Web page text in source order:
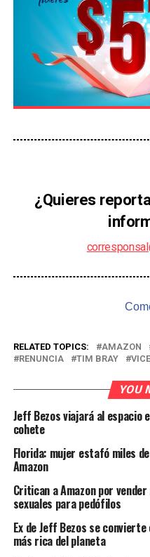
¿Quieres
RELATED TOPICS: AMAZON
RENUNCIA
TIM BRAY
YOU
Jeff Bezos viajará al espacio
cohete
Florida: mujer estafó miles
Amazon
Critican a Amazon por vender
sexuales para pedófilos
Ex de Jeff Bezos se convierte
más rica del planeta